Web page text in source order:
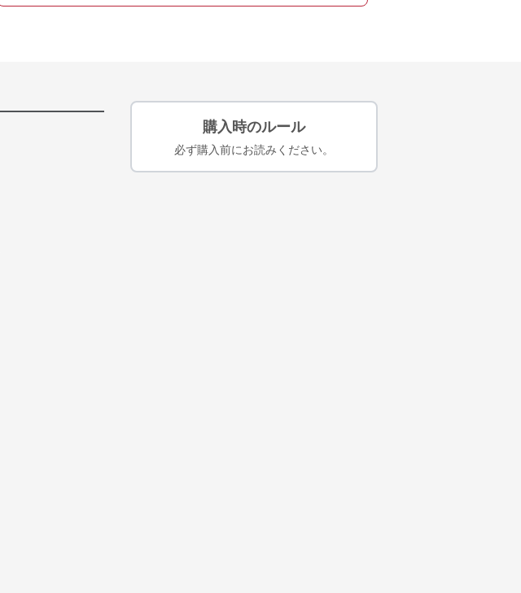
購入時のルール
必ず購入前にお読みください。